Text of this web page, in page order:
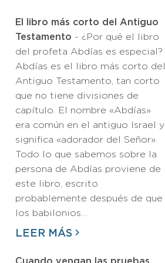
El libro más corto del Antiguo
Testamento - ¿Por qué el libro
del profeta Abdías es especial?
Abdías es el libro más corto del
Antiguo Testamento, tan corto
que no tiene divisiones de
capítulo. El nombre «Abdías»
era común en el antiguo Israel y
significa «adorador del Señor».
Todo lo que sabemos sobre la
persona de Abdías proviene de
este libro, escrito
probablemente después de que
los babilonios…
LEER MÁS